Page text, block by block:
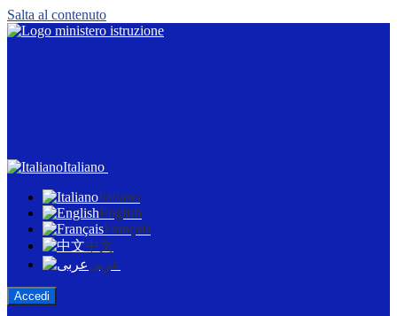
Salta al contenuto
Italiano
Italiano
English
Français
中文
عربى
Accedi